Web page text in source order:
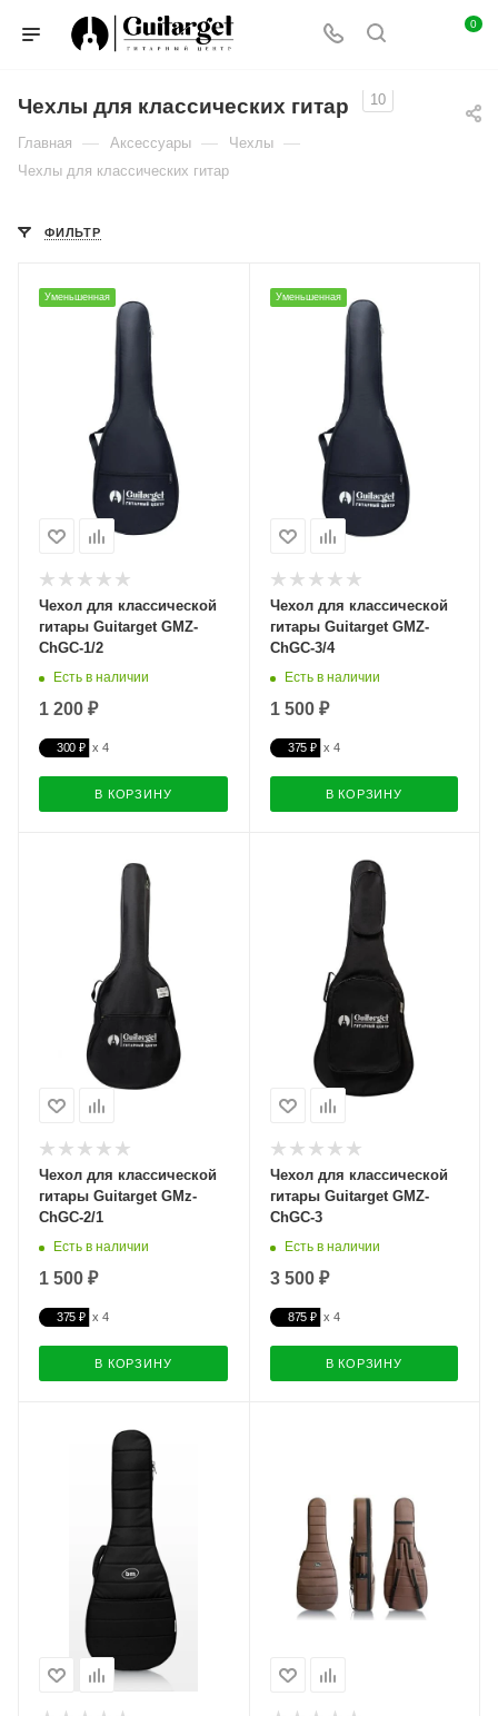
0
Чехлы для классических гитар 10
Главная — Аксессуары — Чехлы —
Чехлы для классических гитар
ФИЛЬТР
Уменьшенная
Чехол для классической
гитары Guitarget GMZ-
ChGC-1/2
Есть в наличии
1 200 ₽
300 ₽
В КОРЗИНУ
Уменьшенная
Чехол для классической
гитары Guitarget GMZ-
ChGC-3/4
Есть в наличии
1 500 ₽
375 ₽
В КОРЗИНУ
Чехол для классической
гитары Guitarget GMz-
ChGC-2/1
Есть в наличии
1 500 ₽
375 ₽
В КОРЗИНУ
Чехол для классической
гитары Guitarget GMZ-
ChGC-3
Есть в наличии
3 500 ₽
875 ₽
В КОРЗИНУ